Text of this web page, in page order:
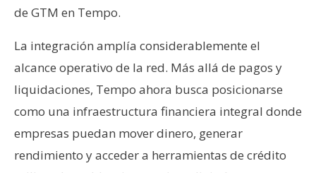
de GTM en Tempo.
La integración amplía considerablemente el
alcance operativo de la red. Más allá de pagos y
liquidaciones, Tempo ahora busca posicionarse
como una infraestructura financiera integral donde
empresas puedan mover dinero, generar
rendimiento y acceder a herramientas de crédito